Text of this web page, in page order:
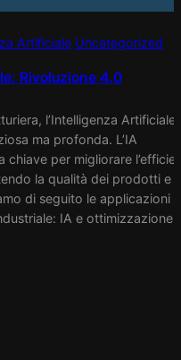
Artificiale Uncategorized
Rivoluzione 4.0
l’Intelligenza Artificiale
ma profonda. L’IA
chiave per migliorare
la qualità dei prodotti e
di seguito le applicazioni
IA e ottimizzazione